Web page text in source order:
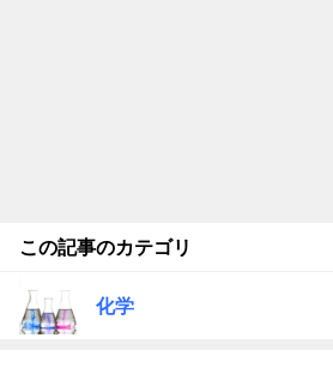
この記事のカテゴリ
化学